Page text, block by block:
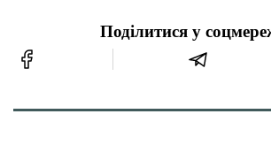
Поділитися у